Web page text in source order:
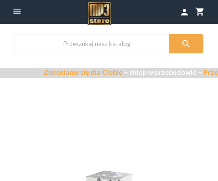
 shopping_cart
person

Zmieniamy się dla Ciebie– sklep w przebudowie –